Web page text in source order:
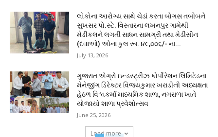
લોકોના આરોગ્ય સાથે ચેડાં કરતા બોગસ તબીબને
સુખસર પો.સ્ટે. વિસ્તારના લખનપુર ગામેથી
મેડીકલને લગતી સાધન સામગ્રી તથા મેડીસીન
(દવાઓ) ઓના કુલ રૂા. ૪૯,૦૦૬/- ના...
July 13, 2026
ગુજરાત એગ્રો ઇન્ડસ્ટ્રીઝ કોર્પોરેશન લિમિટેડના
મેનેજીંગ ડિરેક્ટર વિજયકુમાર ખરાડીની અધ્યક્ષતા
હેઠળ વિશ્વકર્મા માધ્યમિક શાળા, નગરાળા ખાતે
યોજાયો શાળા પ્રવેશોત્સવ
June 25, 2026
Load more